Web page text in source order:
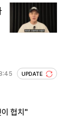
UPDATE
협치"